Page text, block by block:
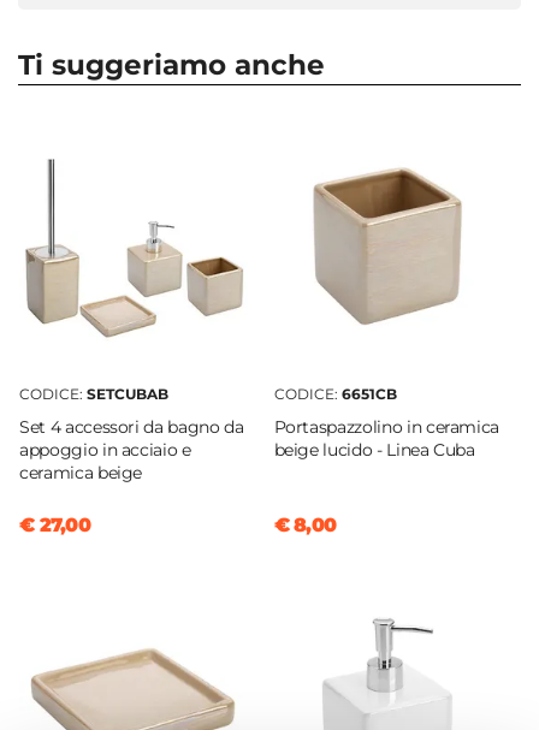
Materiale
40 cm
Larghezza
10 cm
Profondità
Porta scopino | Scopino
Ti suggeriamo anche
CODICE: SETCUBAB
Set 4 accessori da bagno da
appoggio in acciaio e
ceramica beige
€ 27,00
CODICE: 6651CB
Portaspazzolino in ceramica
beige lucido - Linea Cuba
€ 8,00